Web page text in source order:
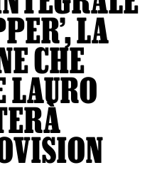
LA
CHE
LAURO